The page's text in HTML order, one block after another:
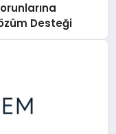
Desteği